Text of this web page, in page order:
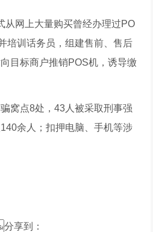
从网上大量购买曾经办理过PO
培训话务员，组建售前、售后
目标商户推销POS机，诱导缴
窝点8处，43人被采取刑事强
余人；扣押电脑、手机等涉
分享到：